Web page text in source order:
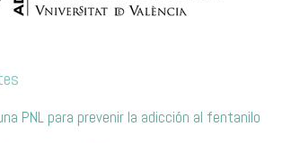
PNL para prevenir la adicción al fentanilo